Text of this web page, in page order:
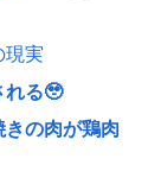
現実
れる🥹
の肉が鶏肉